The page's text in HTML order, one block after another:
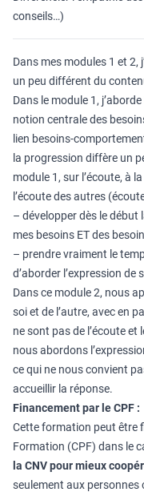
conseils…)
Dans mes modules 1 et 2,
un peu différent du
Dans le module 1,
notion centrale des
lien besoins-
la progression diffère un
module 1, sur l’écoute, à
l’écoute des autres
– développer dès le début
mes besoins ET des
– prendre vraiment le
d’aborder l’expression de
Dans ce module 2, nous
soi et de l’autre, avec en
ne sont pas de l’écoute et
nous abordons
ce qui ne nous convient
accueillir la réponse.
Financement par le CPF :
Cette formation peut être
Formation (CPF) dans le
la CNV pour mieux
seulement aux